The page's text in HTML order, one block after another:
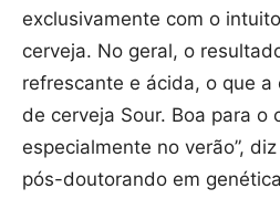
exclusivamente com o
cerveja. No geral, o
refrescante e ácida, o que a
de cerveja Sour. Boa para o
especialmente no verão”,
pós-doutorando em